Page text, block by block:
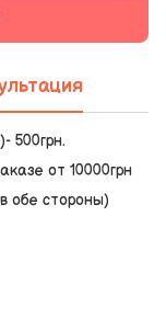
500грн.
от 10000грн
обе стороны)